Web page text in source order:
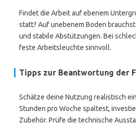
Findet die Arbeit auf ebenem
statt? Auf unebenem Boden
und stabile Abstützungen. Bei
feste Arbeitsleuchte sinnvoll.
Tipps zur Beantwortung der
Schätze deine Nutzung realistisch
Stunden pro Woche spaltest,
Zubehör. Prüfe die technische